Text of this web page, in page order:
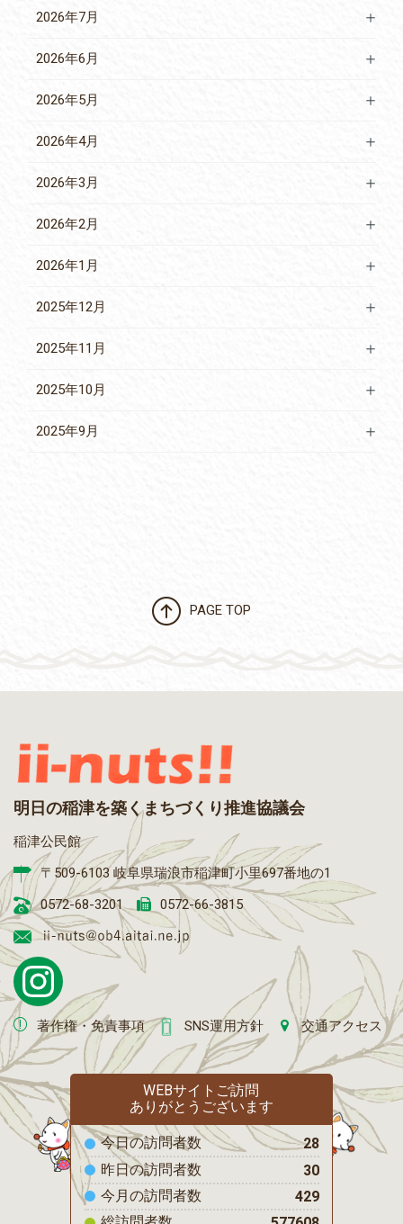
2026年7月
2026年6月
2026年5月
2026年4月
2026年3月
2026年2月
2026年1月
2025年12月
2025年11月
2025年10月
2025年9月
PAGE TOP
明日の稲津を築くまちづくり推進協議会
稲津公民館
〒509-6103 岐阜県瑞浪市稲津町小里697番地の1
0572-68-3201
0572-66-3815
著作権・免責事項 SNS運用方針 交通アクセス
WEBサイトご訪問
ありがとうございます